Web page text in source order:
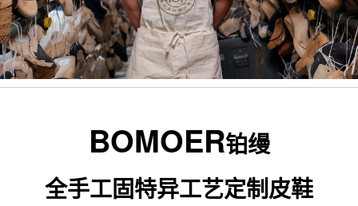
BOMOER铂缦
全手工固特异工艺定制皮鞋